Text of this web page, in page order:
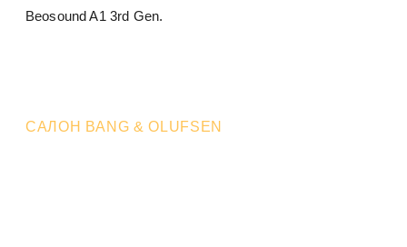
Beosound A1 3rd Gen.
САЛОН BANG & OLUFSEN